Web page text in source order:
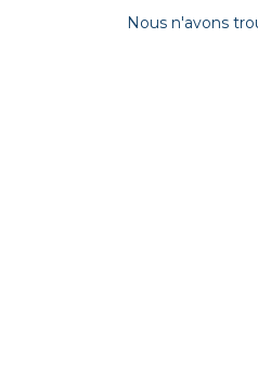
Nous n'avons